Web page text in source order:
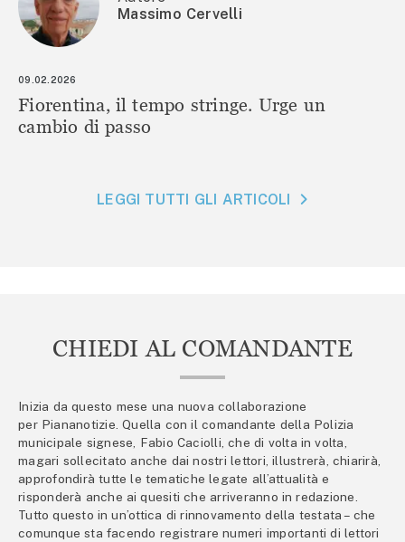
Massimo Cervelli
09.02.2026
Fiorentina, il tempo stringe. Urge un
cambio di passo
LEGGI TUTTI GLI ARTICOLI
CHIEDI AL COMANDANTE
Inizia da questo mese una nuova collaborazione
per Piananotizie. Quella con il comandante della Polizia
municipale signese, Fabio Caciolli, che di volta in volta,
magari sollecitato anche dai nostri lettori, illustrerà, chiarirà,
approfondirà tutte le tematiche legate all’attualità e
risponderà anche ai quesiti che arriveranno in redazione.
Tutto questo in un’ottica di rinnovamento della testata – che
comunque sta facendo registrare numeri importanti di lettori